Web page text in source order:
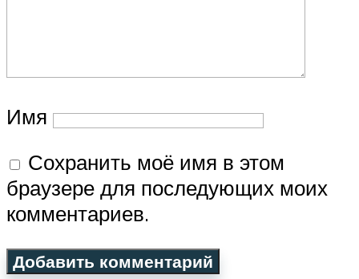
Имя
Сохранить моё имя в этом
браузере для последующих моих
комментариев.